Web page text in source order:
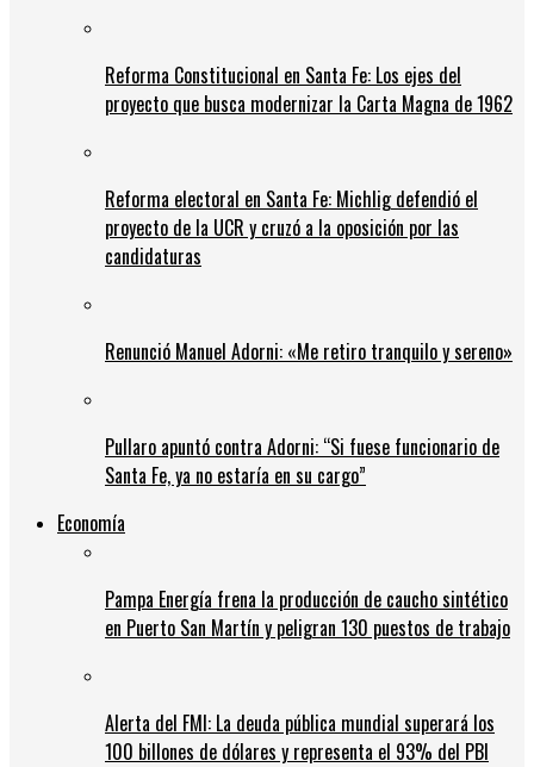
Reforma Constitucional en Santa Fe: Los ejes del
proyecto que busca modernizar la Carta Magna de 1962
Reforma electoral en Santa Fe: Michlig defendió el
proyecto de la UCR y cruzó a la oposición por las
candidaturas
Renunció Manuel Adorni: «Me retiro tranquilo y sereno»
Pullaro apuntó contra Adorni: “Si fuese funcionario de
Santa Fe, ya no estaría en su cargo”
Economía
Pampa Energía frena la producción de caucho sintético
en Puerto San Martín y peligran 130 puestos de trabajo
Alerta del FMI: La deuda pública mundial superará los
100 billones de dólares y representa el 93% del PBI